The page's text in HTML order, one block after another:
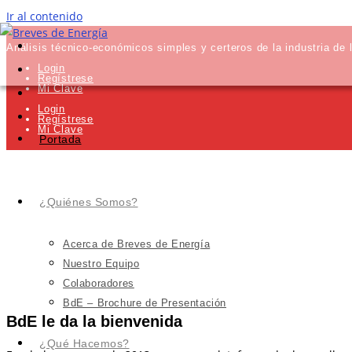
Ir al contenido
Análisis técnico-económicos simples y certeros de la industria de
Login
Regístrese
Mi Clave
Login
Regístrese
Mi Clave
Portada
¿Quiénes Somos?
Acerca de Breves de Energía
Nuestro Equipo
Colaboradores
BdE – Brochure de Presentación
¿Qué Hacemos?
BdE le da la bienvenida